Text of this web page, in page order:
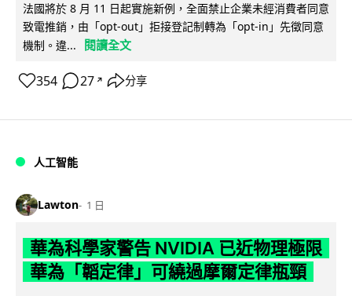
法國將於 8 月 11 日起實施新例，全面禁止企業未經消費者同意
致電推銷，由「opt-out」拒接登記制轉為「opt-in」先徵同意
機制。違...
閱讀全文
354 27 ↗ 分享
人工智能
Lawton 1 日
華為科學家警告 NVIDIA 已近物理極限
華為「韜定律」可繞過摩爾定律瓶頸